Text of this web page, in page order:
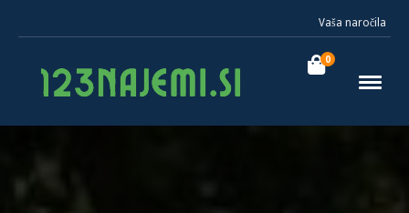
Vaša naročila
0